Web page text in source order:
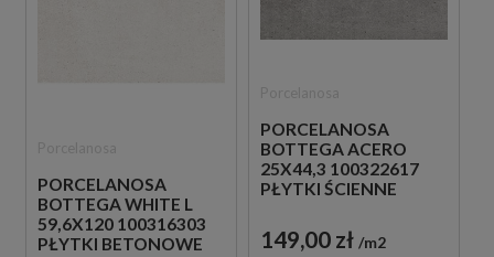
PORCELANOSA
BOTTEGA WHITE L
59,6X120 100316303
PŁYTKI BETONOWE
PORCELANOSA
BOTTEGA ACERO
25X44,3 100322617
PŁYTKI ŚCIENNE
149,00 zł m2